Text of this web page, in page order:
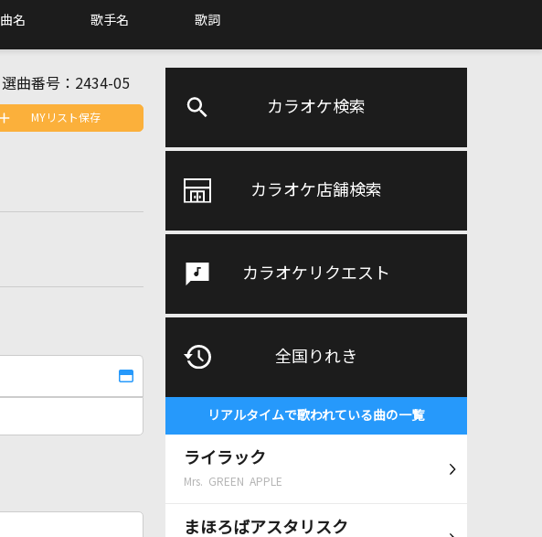
曲名 歌手名 歌詞
カラオケ検索
カラオケ店舗検索
カラオケリクエスト
全国りれき
リアルタイムで歌われている曲の一覧
ライラック
Mrs. GREEN APPLE
まほろばアスタリスク
選曲番号： 2434-05
MYリスト保存